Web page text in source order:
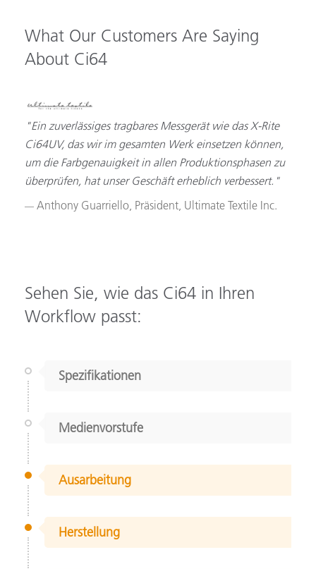
What Our Customers Are Saying
About Ci64
"Ein zuverlässiges tragbares Messgerät wie das X-Rite
Ci64UV, das wir im gesamten Werk einsetzen können,
um die Farbgenauigkeit in allen Produktionsphasen zu
überprüfen, hat unser Geschäft erheblich verbessert."
Anthony Guarriello, Präsident, Ultimate Textile Inc.
Sehen Sie, wie das Ci64 in Ihren
Workflow passt:
Spezifikationen
Medienvorstufe
Ausarbeitung
Herstellung